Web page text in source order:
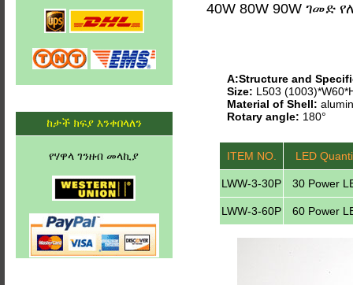
40W 80W 90W ገመድ
A:Structure and
Size: L503
Material of Shell:
Rotary angle: 180°
ITEM NO. LED
LWW-3-30P 30 Power
LWW-3-60P 60 Power
ከታች ክፍያ እንቀበላለን
የሃዋላ ገንዘብ መላኪያ